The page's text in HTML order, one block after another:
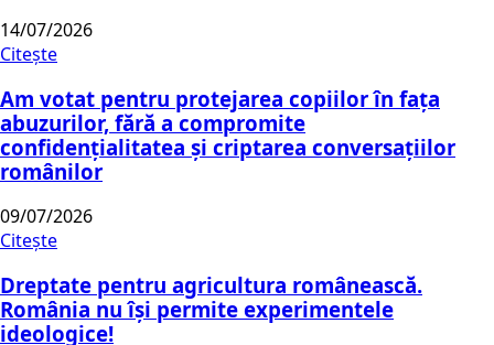
14/07/2026
Citește
Am votat pentru protejarea copiilor în fața
abuzurilor, fără a compromite
confidențialitatea și criptarea conversațiilor
românilor
09/07/2026
Citește
Dreptate pentru agricultura românească.
România nu își permite experimentele
ideologice!